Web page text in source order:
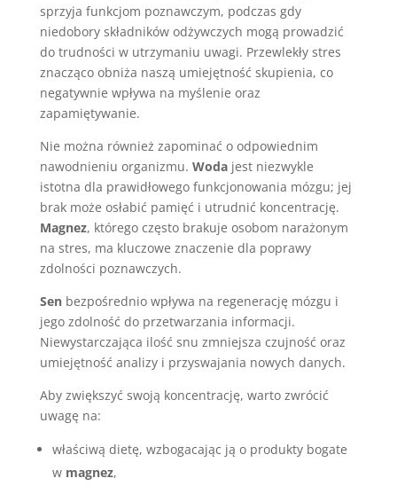
sprzyja funkcjom poznawczym, podczas gdy
niedobory składników odżywczych mogą prowadzić
do trudności w utrzymaniu uwagi. Przewlekły stres
znacząco obniża naszą umiejętność skupienia, co
negatywnie wpływa na myślenie oraz
zapamiętywanie.
Nie można również zapominać o odpowiednim
nawodnieniu organizmu. Wodajest niezwykle
istotna dla prawidłowego funkcjonowania mózgu; jej
brak może osłabić pamięć i utrudnić koncentrację.
Magnez, którego często brakuje osobom narażonym
na stres, ma kluczowe znaczenie dla poprawy
zdolności poznawczych.
Senbezpośrednio wpływa na regenerację mózgu i
jego zdolność do przetwarzania informacji.
Niewystarczająca ilość snu zmniejsza czujność oraz
umiejętność analizy i przyswajania nowych danych.
Aby zwiększyć swoją koncentrację, warto zwrócić
uwagę na:
właściwą dietę, wzbogacając ją o produkty bogate
w magnez,